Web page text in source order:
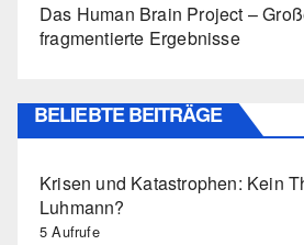
Das Human Brain Project –
fragmentierte Ergebnisse
BELIEBTE BEITRÄGE
Krisen und Katastrophen: Kein
Luhmann?
5 Aufrufe